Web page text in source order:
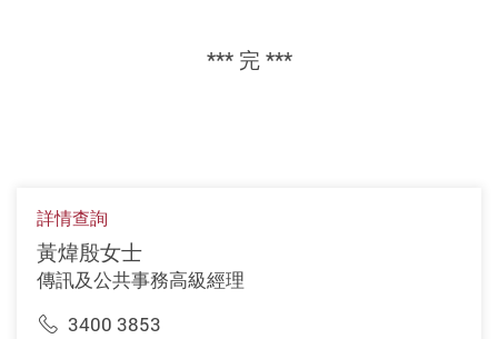
*** 完 ***
詳情查詢
黃煒殷女士
傳訊及公共事務高級經理
3400 3853